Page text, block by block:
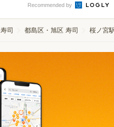
Recommended by
司 都島区・旭区 寿司 桜ノ宮